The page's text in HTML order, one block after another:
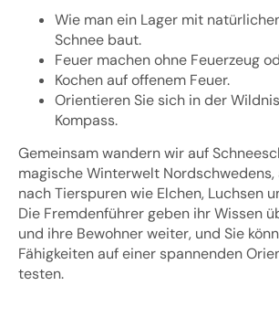
Wie man ein Lager mit
Schnee baut.
Feuer machen ohne Feuerzeug
Kochen auf offenem Feuer.
Orientieren Sie sich in der
Kompass.
Gemeinsam wandern wir auf
magische Winterwelt Nordschwedens,
nach Tierspuren wie Elchen, Luchsen
Die Fremdenführer geben ihr Wissen
und ihre Bewohner weiter, und Sie
Fähigkeiten auf einer spannenden
testen.